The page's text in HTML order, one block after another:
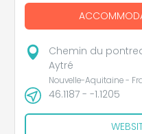
Chemin du
Aytré
Nouvelle-Aquitaine -
46.1187 - -1.1205